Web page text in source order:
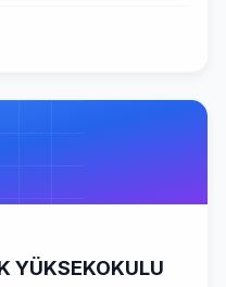
YÜKSEKOKULU